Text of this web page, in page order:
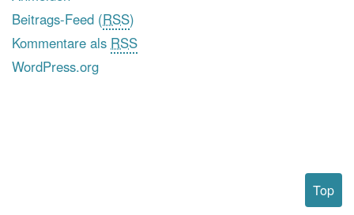
Beitrags-Feed (RSS)
Kommentare als RSS
WordPress.org
Top